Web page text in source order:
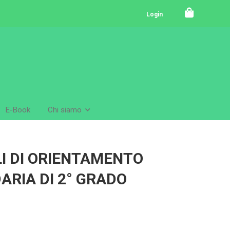
Login
E-Book Chi siamo
DI ORIENTAMENTO
DI 2° GRADO